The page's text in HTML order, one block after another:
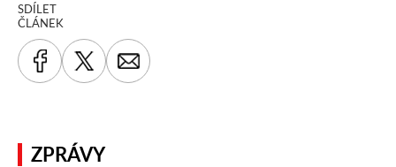
SDÍLET
ČLÁNEK
ZPRÁVY